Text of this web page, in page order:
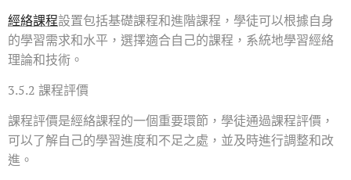
經絡課程設置包括基礎課程和進階課程，學徒可以根據自身
的學習需求和水平，選擇適合自己的課程，系統地學習經絡
理論和技術。
3.5.2 課程評價
課程評價是經絡課程的一個重要環節，學徒通過課程評價，
可以了解自己的學習進度和不足之處，並及時進行調整和改
進。